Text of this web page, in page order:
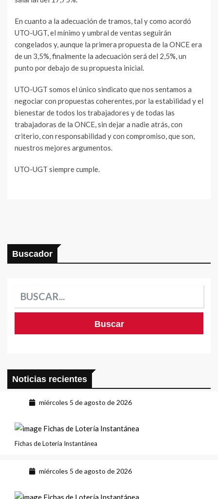
En cuanto a la adecuación de tramos, tal y como acordó
UTO-UGT, el mínimo y umbral de ventas seguirán
congelados y, aunque la primera propuesta de la ONCE era
de un 3,5%, finalmente la adecuación será del 2,5%, un
punto por debajo de su propuesta inicial.
UTO-UGT somos el único sindicato que nos sentamos a
negociar con propuestas coherentes, por la estabilidad y el
bienestar de todos los trabajadores y de todas las
trabajadoras de la ONCE, sin dejar a nadie atrás, con
criterio, con responsabilidad y con compromiso, que son,
nuestros mejores argumentos.
UTO-UGT siempre cumple.
Buscador
Noticias recientes
miércoles 5 de agosto de 2026
Fichas de Lotería Instantánea
miércoles 5 de agosto de 2026